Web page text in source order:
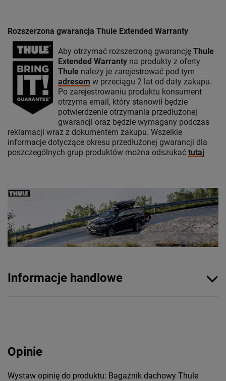
Rozszerzona gwarancja Thule Extended Warranty
Aby otrzymać rozszerzoną gwarancję Thule
Extended Warranty na produkty z oferty
Thule należy je zarejestrować pod tym
adresem w przeciągu 2 lat od daty zakupu.
Po zarejestrowaniu produktu konsument
otrzyma email, który stanowił będzie
potwierdzenie otrzymania przedłużonej
gwarancji oraz będzie wymagany podczas
reklamacji wraz z dokumentem zakupu. Wszelkie
informacje dotyczące okresu przedłużonej gwarancji dla
poszczególnych grup produktów można odszukać tutaj
Informacje handlowe
Opinie
Wystaw opinię do produktu: Bagażnik dachowy Thule